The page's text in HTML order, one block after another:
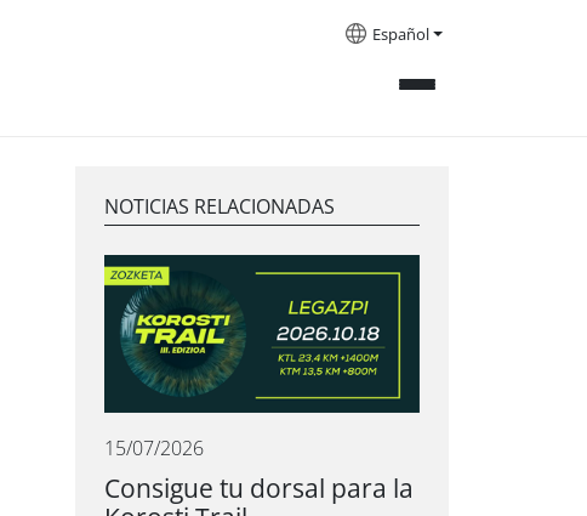
Español
NOTICIAS RELACIONADAS
15/07/2026
Consigue tu dorsal para la